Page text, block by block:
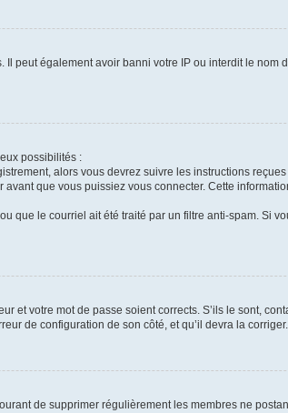
peut également avoir banni votre IP ou interdit le nom
possibilités :
alors vous devrez suivre les instructions
que vous puissiez vous connecter. Cette
que le courriel ait été traité par un filtre anti-spam. Si
et votre mot de passe soient corrects. S’ils le sont,
de configuration de son côté, et qu’il devra la corriger.
de supprimer régulièrement les membres ne